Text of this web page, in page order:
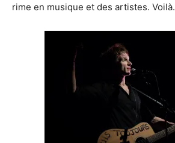
rime en musique et des artistes. Voilà.